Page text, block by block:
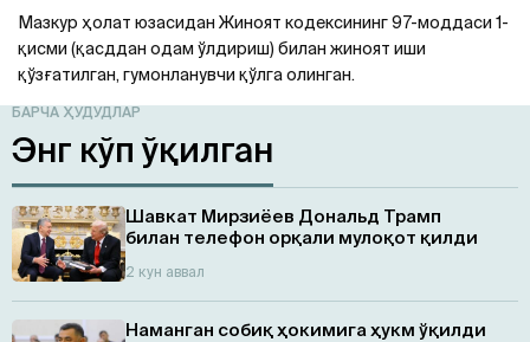
Мазкур ҳолат юзасидан Жиноят кодексининг 97-моддаси 1-
қисми (қасддан одам ўлдириш) билан жиноят иши
қўзғатилган, гумонланувчи қўлга олинган.
БАРЧА ҲУДУДЛАР
Энг кўп ўқилган
Шавкат Мирзиёев Дональд Трамп
билан телефон орқали мулоқот қилди
2 кун аввал
Наманган собиқ ҳокимига ҳукм ўқилди